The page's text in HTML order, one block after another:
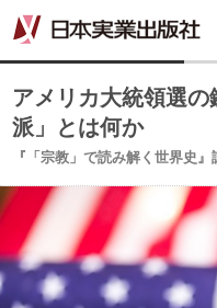
アメリカ大統領選
派」とは何か
『「宗教」で読み解く世界史』